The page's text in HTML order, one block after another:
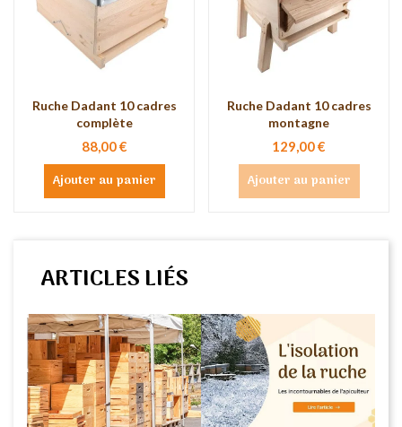
Ruche Dadant 10 cadres
complète
88,00 €
Ajouter au panier
Ruche Dadant 10 cadres
montagne
129,00 €
Ajouter au panier
ARTICLES LIÉS